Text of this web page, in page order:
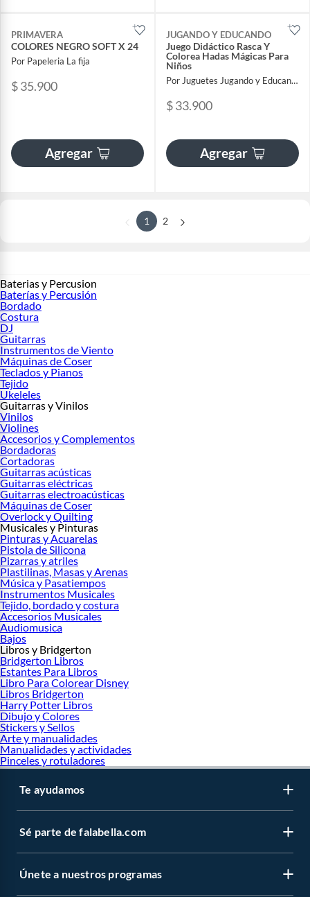
PRIMAVERA
COLORES NEGRO SOFT X 24
Por Papeleria La fija
$ 35.900
Agregar
JUGANDO Y EDUCANDO
Juego Didáctico Rasca Y
Colorea Hadas Mágicas Para
Niños
Por Juguetes Jugando y Educando
$ 33.900
Agregar
1 2
Baterias y Percusion
Baterías y Percusión
Bordado
Costura
DJ
Guitarras
Instrumentos de Viento
Máquinas de Coser
Teclados y Pianos
Tejido
Ukeleles
Guitarras y Vinilos
Vinilos
Violines
Accesorios y Complementos
Bordadoras
Cortadoras
Guitarras acústicas
Guitarras eléctricas
Guitarras electroacústicas
Máquinas de Coser
Overlock y Quilting
Musicales y Pinturas
Pinturas y Acuarelas
Pistola de Silicona
Pizarras y atriles
Plastilinas, Masas y Arenas
Música y Pasatiempos
Instrumentos Musicales
Tejido, bordado y costura
Accesorios Musicales
Audiomusica
Bajos
Libros y Bridgerton
Bridgerton Libros
Estantes Para Libros
Libro Para Colorear Disney
Libros Bridgerton
Harry Potter Libros
Dibujo y Colores
Stickers y Sellos
Arte y manualidades
Manualidades y actividades
Pinceles y rotuladores
Te ayudamos
Sé parte de falabella.com
Únete a nuestros programas